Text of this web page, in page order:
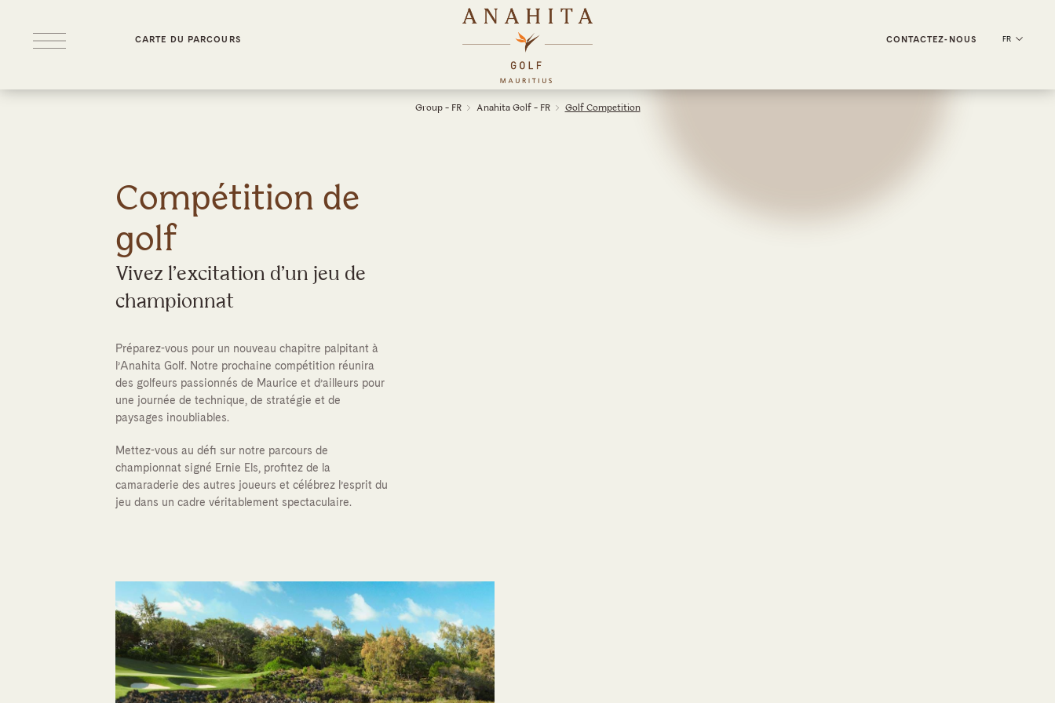
FR
CARTE DU PARCOURS CONTACTEZ-NOUS
Group - FR Anahita Golf - FR Golf Competition
Compétition de
golf
Vivez l’excitation d’un jeu de
championnat
Préparez-vous pour un nouveau chapitre palpitant à
l’Anahita Golf. Notre prochaine compétition réunira
des golfeurs passionnés de Maurice et d’ailleurs pour
une journée de technique, de stratégie et de
paysages inoubliables.
Mettez-vous au défi sur notre parcours de
championnat signé Ernie Els, profitez de la
camaraderie des autres joueurs et célébrez l’esprit du
jeu dans un cadre véritablement spectaculaire.